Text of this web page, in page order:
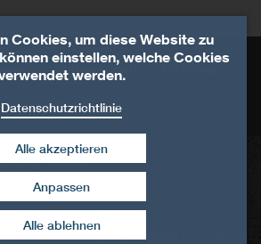
Datenschutz Sitemap
Kontakt
Tie®
Tochtergesellschaft von Simpson
Bauzulieferer mit Sitz in
Cookies, um diese Website zu
einstellen, welche Cookies
werden.
Datenschutzrichtlinie
Alle ablehnen
Alle akzeptieren
widerrufen
Anpassen